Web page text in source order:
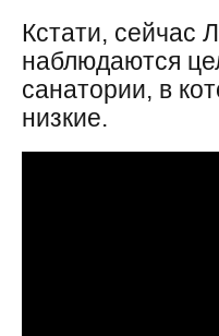
Кстати, сейчас
наблюдаются
санатории, в
низкие.